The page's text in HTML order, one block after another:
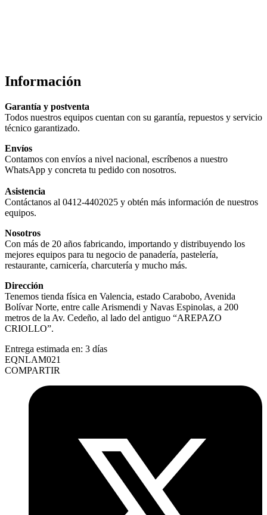
Información
Garantía y postventa
Todos nuestros equipos cuentan con su garantía, repuestos y servicio
técnico garantizado.
Envíos
Contamos con envíos a nivel nacional, escríbenos a nuestro
WhatsApp y concreta tu pedido con nosotros.
Asistencia
Contáctanos al 0412-4402025 y obtén más información de nuestros
equipos.
Nosotros
Con más de 20 años fabricando, importando y distribuyendo los
mejores equipos para tu negocio de panadería, pastelería,
restaurante, carnicería, charcutería y mucho más.
Dirección
Tenemos tienda física en Valencia, estado Carabobo, Avenida
Bolívar Norte, entre calle Arismendi y Navas Espinolas, a 200
metros de la Av. Cedeño, al lado del antiguo “AREPAZO
CRIOLLO”.
Entrega estimada en: 3 días
EQNLAM021
COMPARTIR